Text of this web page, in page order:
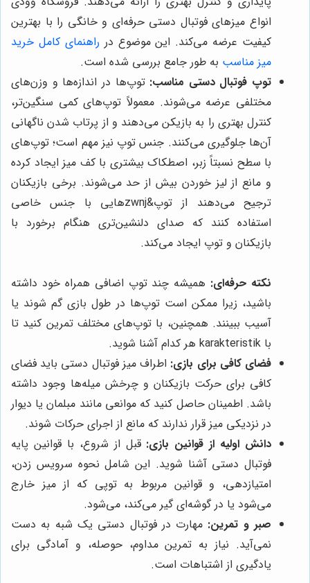
انواع میزهای فوتبال دستی حرفه‌ای و خانگی را با بهترین
کیفیت عرضه می‌کند. این موضوع در راهنمای کامل خرید
میز مناسب به طور جامع بررسی شده است.
توپ فوتبال دستی مناسب: توپ‌ها در اندازه‌ها و وزن‌های
مختلفی عرضه می‌شوند. معمولاً توپ‌های کمی سنگین‌تر،
کنترل بهتری را به بازیکن می‌دهند و از پرتاب شدن ناگهانی
آن‌ها جلوگیری می‌کنند. جنس توپ نیز مهم است؛ توپ‌های
با سطح نسبتاً زبر، اصطکاک بیشتری با کف میز ایجاد کرده
و مانع از لیز خوردن بیش از حد می‌شوند. برخی بازیکنان
ترجیح می‌دهند از توپ&zwnjهایی با جنس خاصی
استفاده کنند که صدای دلنشین‌تری هنگام برخورد با
بازیکنان و توپ ایجاد می‌کند.
نکته حرفه‌ای: همیشه چند توپ اضافی همراه خود داشته
باشید، زیرا ممکن است توپ‌ها در طول بازی گم شوند یا
آسیب ببینند. همچنین، با توپ‌های مختلف تمرین کنید تا
با karakteristik هر کدام آشنا شوید.
فضای کافی برای بازی: اطراف میز فوتبال دستی باید فضای
کافی برای حرکت بازیکنان و چرخش میله‌ها وجود داشته
باشد. اطمینان حاصل کنید که موانعی مانند مبلمان یا دیوار
در نزدیکی میز قرار ندارند که مانع از اجرای حرکات شوند.
دانش اولیه از قوانین بازی: قبل از شروع، با قوانین پایه
فوتبال دستی آشنا شوید. این شامل نحوه سرویس زدن،
امتیازدهی، و قوانین مربوط به توپی که از میز خارج
می‌شود یا در گوشه‌ای گیر می‌کند، می‌شود.
صبر و تمرین: مهارت در فوتبال دستی یک شبه به دست
نمی‌آید. نیاز به تمرین مداوم، حوصله، و آمادگی برای
یادگیری از اشتباهات است.